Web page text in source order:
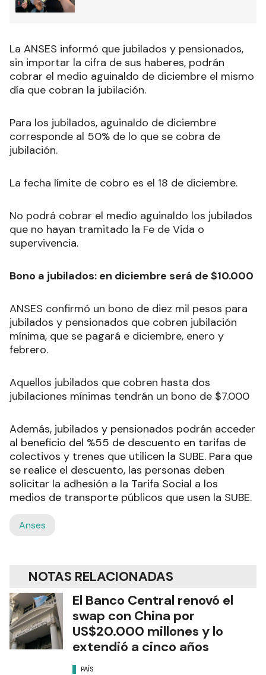
La ANSES informó que jubilados y pensionados,
sin importar la cifra de sus haberes, podrán
cobrar el medio aguinaldo de diciembre el mismo
día que cobran la jubilación.
Para los jubilados, aguinaldo de diciembre
corresponde al 50% de lo que se cobra de
jubilación.
La fecha límite de cobro es el 18 de diciembre.
No podrá cobrar el medio aguinaldo los jubilados
que no hayan tramitado la Fe de Vida o
supervivencia.
Bono a jubilados: en diciembre será de $10.000
ANSES confirmó un bono de diez mil pesos para
jubilados y pensionados que cobren jubilación
mínima, que se pagará e diciembre, enero y
febrero.
Aquellos jubilados que cobren hasta dos
jubilaciones mínimas tendrán un bono de $7.000
Además, jubilados y pensionados podrán acceder
al beneficio del %55 de descuento en tarifas de
colectivos y trenes que utilicen la SUBE. Para que
se realice el descuento, las personas deben
solicitar la adhesión a la Tarifa Social a los
medios de transporte públicos que usen la SUBE.
Anses
NOTAS RELACIONADAS
El Banco Central renovó el
swap con China por
US$20.000 millones y lo
extendió a cinco años
PAÍS